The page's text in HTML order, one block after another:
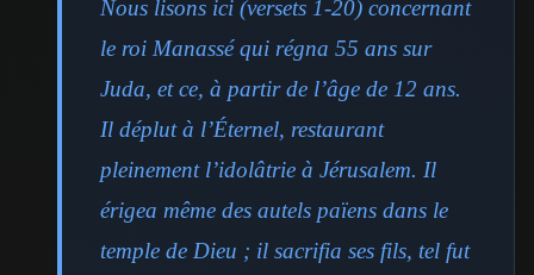
Nous lisons ici (versets 1-20) concernant
le roi Manassé qui régna 55 ans sur
Juda, et ce, à partir de l’âge de 12 ans.
Il déplut à l’Éternel, restaurant
pleinement l’idolâtrie à Jérusalem. Il
érigea même des autels païens dans le
temple de Dieu ; il sacrifia ses fils, tel fut